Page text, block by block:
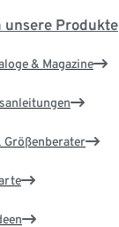
unsere Produkte
& Magazine
Größenberater